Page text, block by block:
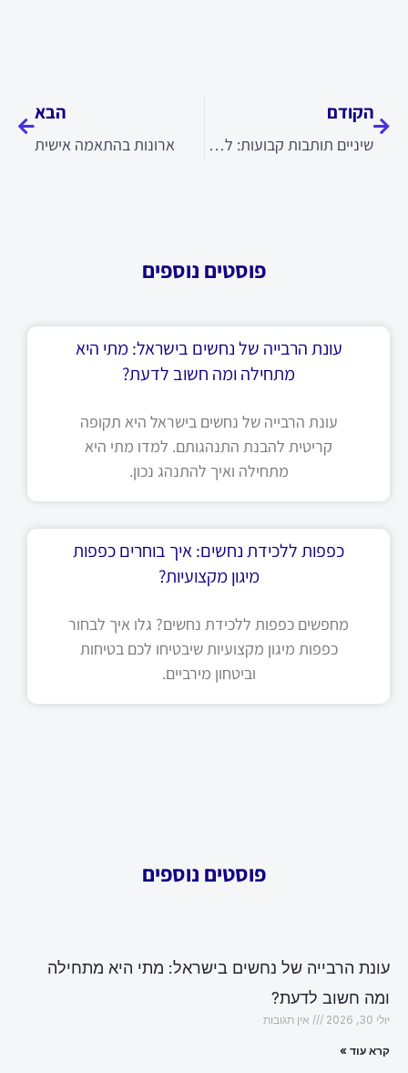
הקודם
שיניים תותבות קבועות: למי זה מתאים
הבא
ארונות בהתאמה אישית
פוסטים נוספים
עונת הרבייה של נחשים בישראל: מתי היא
מתחילה ומה חשוב לדעת?
עונת הרבייה של נחשים בישראל היא תקופה
קריטית להבנת התנהגותם. למדו מתי היא
מתחילה ואיך להתנהג נכון.
כפפות ללכידת נחשים: איך בוחרים כפפות
מיגון מקצועיות?
מחפשים כפפות ללכידת נחשים? גלו איך לבחור
כפפות מיגון מקצועיות שיבטיחו לכם בטיחות
וביטחון מירביים.
פוסטים נוספים
עונת הרבייה של נחשים בישראל: מתי היא מתחילה
ומה חשוב לדעת?
יולי 30, 2026 אין תגובות
קרא עוד »